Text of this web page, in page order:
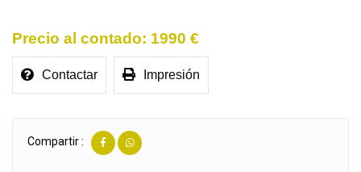
1990 €
Contactar Impresión
Compartir :